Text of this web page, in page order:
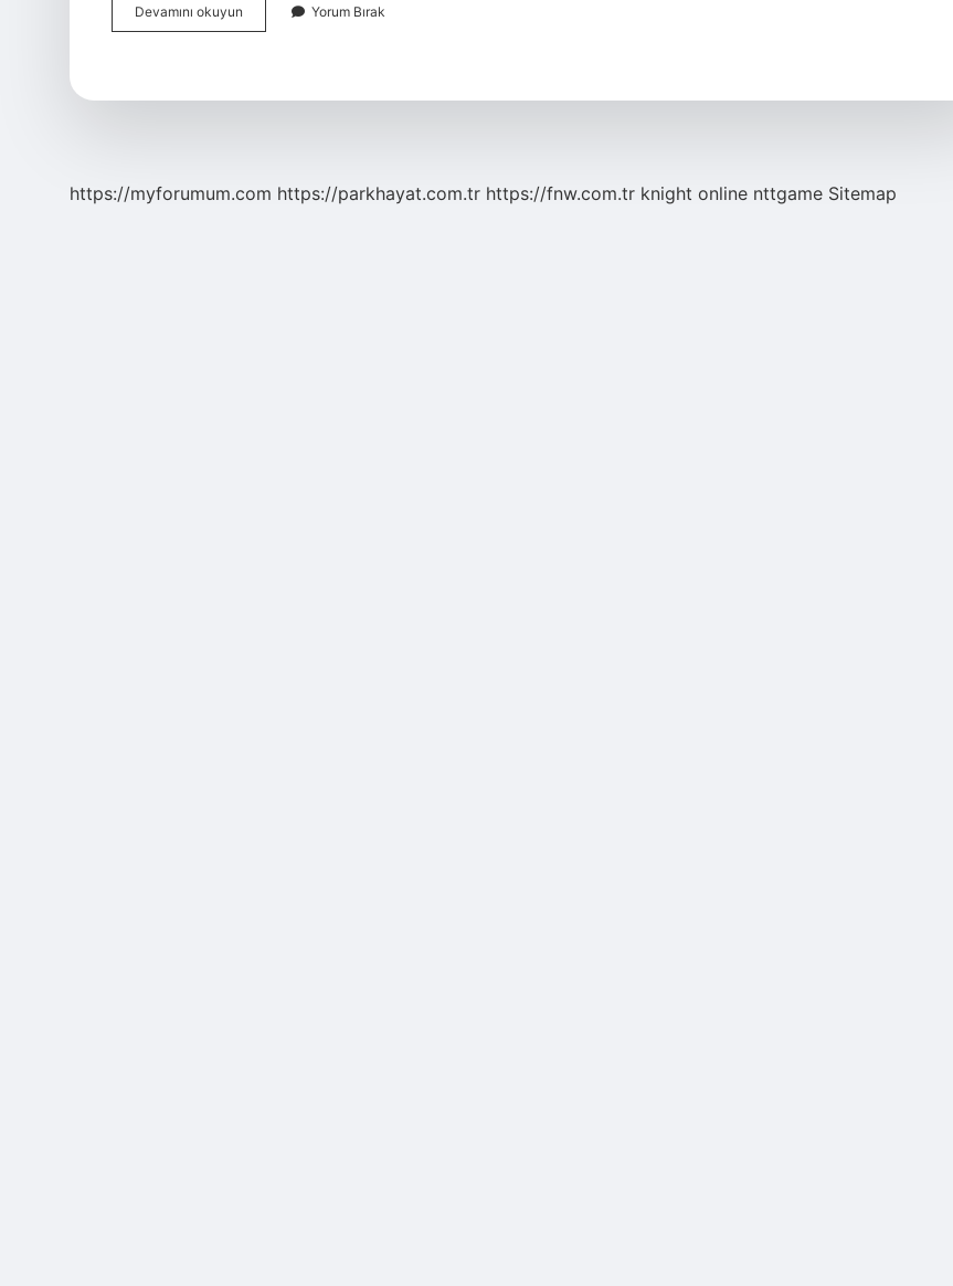
Devamını okuyun
En
Yorum Bırak
https://myforumum.com https://parkhayat.com.tr https://fnw.com.tr knight online nttgame Sitemap